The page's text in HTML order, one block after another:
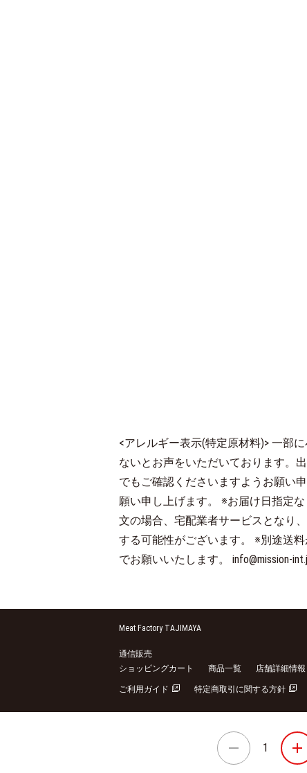
<アレルギー表示(特定原材料)> 一部
ないとお声をいただいております。
でもご確認くださいますようお願い
願い申し上げます。 ※お届け日指定
文の場合、宅配業者サービスとなり
する可能性がございます。 ※別途送
でお願いいたします。 info@mission-
Meat Factory TAJIMAYA
通信販売
ショッピングカート
商品一覧 店舗詳細情報
ご利用ガイド 特定商取引に関する方針
1